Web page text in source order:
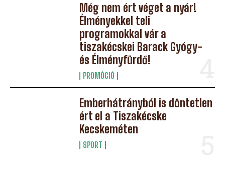
Még nem ért véget a nyár!
Élményekkel teli
programokkal vár a
tiszakécskei Barack Gyógy-
és Élményfürdő!
PROMÓCIÓ
Emberhátrányból is döntetlen
ért el a Tiszakécske
Kecskeméten
SPORT